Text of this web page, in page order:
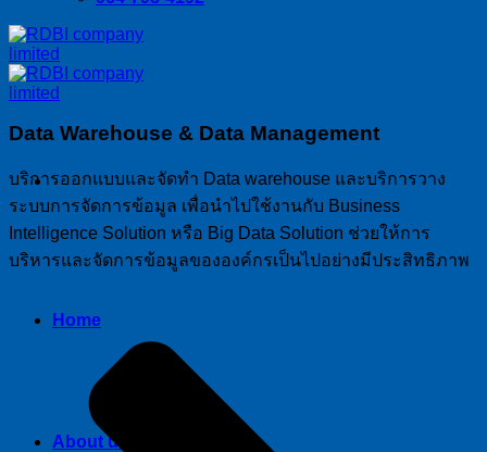
Home
About us
Data Warehouse & Data Management
บริการออกแบบและจัดทำ Data warehouse และบริการวาง
ระบบการจัดการข้อมูล เพื่อนำไปใช้งานกับ Business
Intelligence Solution หรือ Big Data Solution ช่วยให้การ
บริหารและจัดการข้อมูลขององค์กรเป็นไปอย่างมีประสิทธิภาพ